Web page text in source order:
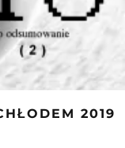
2019